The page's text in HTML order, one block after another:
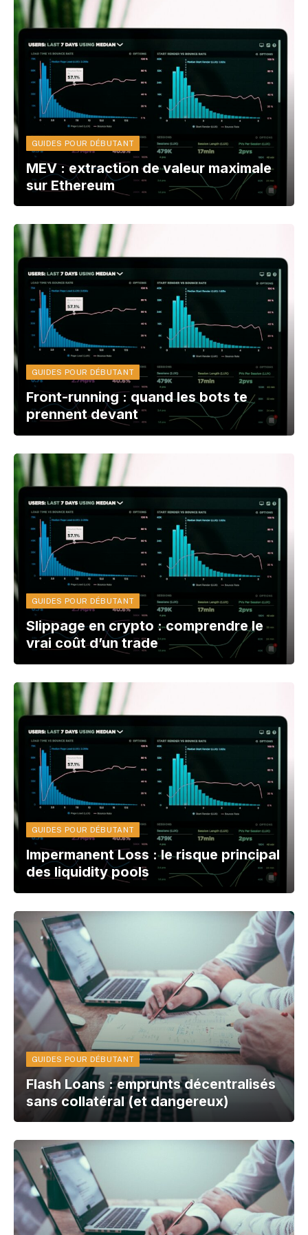
GUIDES POUR DÉBUTANT
MEV : extraction de valeur maximale
sur Ethereum
GUIDES POUR DÉBUTANT
Front-running : quand les bots te
prennent devant
GUIDES POUR DÉBUTANT
Slippage en crypto : comprendre le
vrai coût d’un trade
GUIDES POUR DÉBUTANT
Impermanent Loss : le risque principal
des liquidity pools
GUIDES POUR DÉBUTANT
Flash Loans : emprunts décentralisés
sans collatéral (et dangereux)